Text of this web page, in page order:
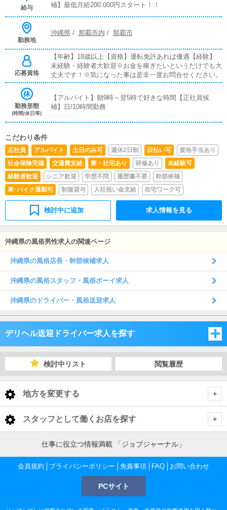
給与
補】最低月給200.000円スタート！！
勤務地
沖縄県 / 那覇市内 / 那覇市
応募資格
【年齢】18歳以上【資格】運転免許あれば優遇【経験】
未経験・経験者大歓迎※お金を稼ぎたいというだけでも大
丈夫です！※気になった事は是非一度お問合せください。
勤務形態
(時間/休日等)
【アルバイト】朝9時～翌5時で好きな時間【正社員候
補】日/10時間勤務
こだわり条件
正社員 アルバイト 土日のみ可 週休2日制 日払い可
資格手当あり
社会保険完備
交通費支給 寮・社宅あり 研修あり
未経験可
経験者歓迎
シニア歓迎 学歴不問 履歴書不要
幹部候補
車･バイク通勤可
制服貸与 入社祝い金支給 在宅ワーク可
検討中に追加 求人情報を見る
沖縄県の風俗男性求人の関連ページ
沖縄県の風俗店長・幹部候補求人
沖縄県の風俗スタッフ・風俗ボーイ求人
沖縄県のドライバー・風俗送迎求人
デリヘル送迎ドライバー求人を探す
沖縄県
那覇市内 デリヘル送迎ドライバー
那覇市 デリヘル送迎ドライバー
検討中リスト 閲覧履歴
地方を変更する
< 全国トップ
北海道 男性高収入
東北 男性高収入
南関東 男性高収入
甲信越 男性高収入
スタッフとして働くお店を探す
福岡県
福岡 男性高収入
久留米 男性高収入
佐賀県
仕事に役立つ情報満載 「ジョブジャーナル」
会員規約 プライバシーポリシー 免責事項 FAQ お問い合わせ
PCサイト